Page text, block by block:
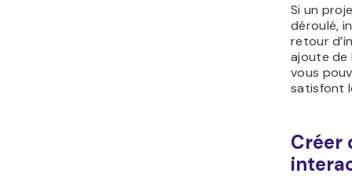
Si un
déroulé,
retour
ajoute de
vous
satisfont
Créer